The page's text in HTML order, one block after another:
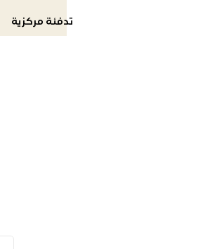
تدفئة مركزية